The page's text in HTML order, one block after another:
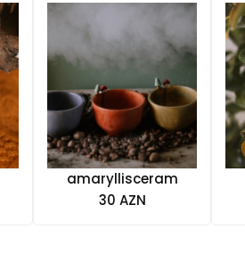
amaryllisceram
30 AZN